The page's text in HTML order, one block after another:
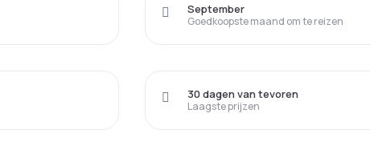
Goedkoopste maand om te reizen
September
Laagste prijzen
30 dagen van tevoren